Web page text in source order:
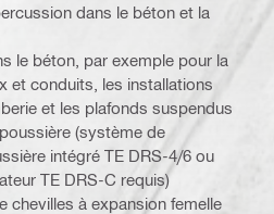
dans le béton et la
le béton, par exemple pour la
et conduits, les installations
et les plafonds suspendus
(système de
intégré TE DRS-4/6 ou
TE DRS-C requis)
chevilles à expansion femelle